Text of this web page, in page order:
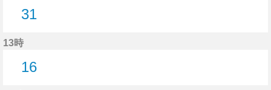
31
13時
16